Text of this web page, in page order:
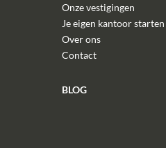
Onze vestigingen
Je eigen kantoor starten
Over ons
Contact
BLOG